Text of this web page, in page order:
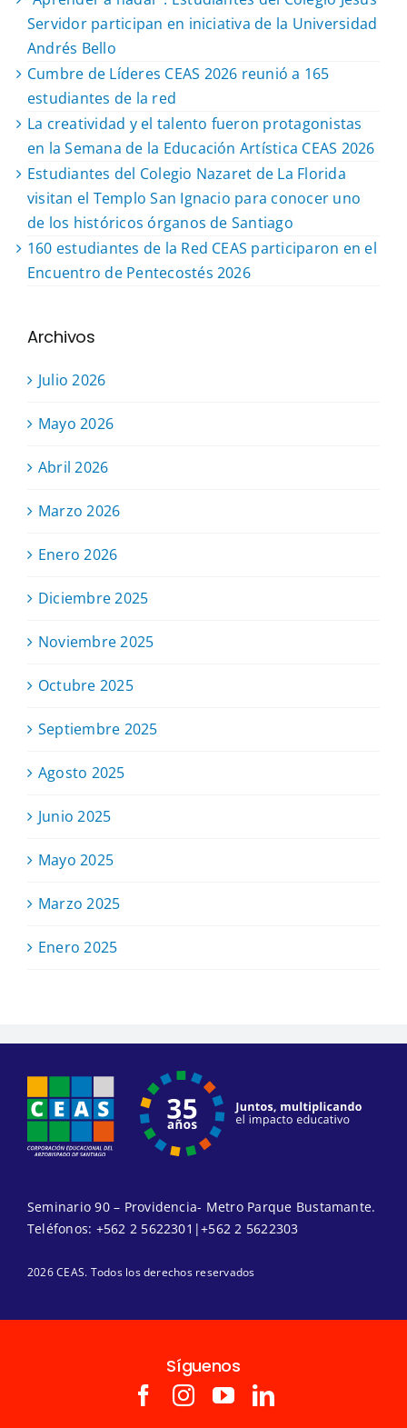
Servidor participan en iniciativa de la Universidad
Andrés Bello
Cumbre de Líderes CEAS 2026 reunió a 165
estudiantes de la red
La creatividad y el talento fueron protagonistas
en la Semana de la Educación Artística CEAS 2026
Estudiantes del Colegio Nazaret de La Florida
visitan el Templo San Ignacio para conocer uno
de los históricos órganos de Santiago
160 estudiantes de la Red CEAS participaron en el
Encuentro de Pentecostés 2026
Archivos
Julio 2026
Mayo 2026
Abril 2026
Marzo 2026
Enero 2026
Diciembre 2025
Noviembre 2025
Octubre 2025
Septiembre 2025
Agosto 2025
Junio 2025
Mayo 2025
Marzo 2025
Enero 2025
Seminario 90 – Providencia- Metro Parque Bustamante.
Teléfonos: +562 2 5622301 |+562 2 5622303
2026 CEAS. Todos los derechos reservados
Síguenos